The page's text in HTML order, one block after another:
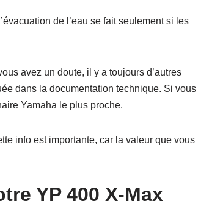
de l’eau se fait seulement si les
avez un doute, il y a toujours d’autres
dans la documentation technique. Si vous
Yamaha le plus proche.
info est importante, car la valeur que vous
YP 400 X-Max